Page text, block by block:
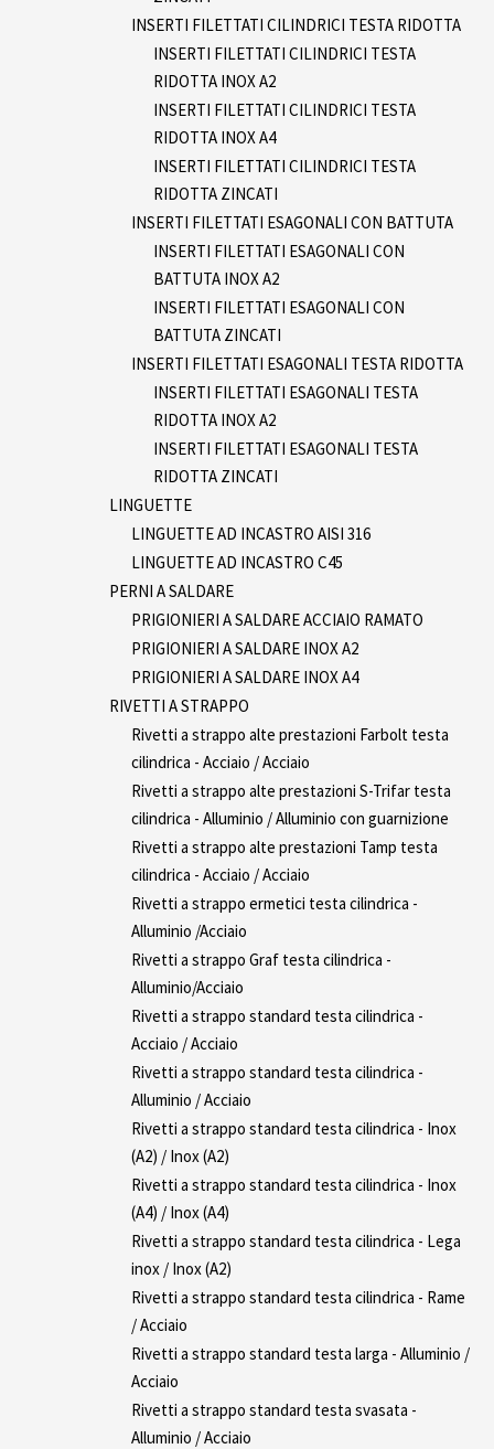
INSERTI FILETTATI CILINDRICI TESTA RIDOTTA
INSERTI FILETTATI CILINDRICI TESTA
RIDOTTA INOX A2
INSERTI FILETTATI CILINDRICI TESTA
RIDOTTA INOX A4
INSERTI FILETTATI CILINDRICI TESTA
RIDOTTA ZINCATI
INSERTI FILETTATI ESAGONALI CON BATTUTA
INSERTI FILETTATI ESAGONALI CON
BATTUTA INOX A2
INSERTI FILETTATI ESAGONALI CON
BATTUTA ZINCATI
INSERTI FILETTATI ESAGONALI TESTA RIDOTTA
INSERTI FILETTATI ESAGONALI TESTA
RIDOTTA INOX A2
INSERTI FILETTATI ESAGONALI TESTA
RIDOTTA ZINCATI
LINGUETTE
LINGUETTE AD INCASTRO AISI 316
LINGUETTE AD INCASTRO C45
PERNI A SALDARE
PRIGIONIERI A SALDARE ACCIAIO RAMATO
PRIGIONIERI A SALDARE INOX A2
PRIGIONIERI A SALDARE INOX A4
RIVETTI A STRAPPO
Rivetti a strappo alte prestazioni Farbolt testa
cilindrica - Acciaio / Acciaio
Rivetti a strappo alte prestazioni S-Trifar testa
cilindrica - Alluminio / Alluminio con guarnizione
Rivetti a strappo alte prestazioni Tamp testa
cilindrica - Acciaio / Acciaio
Rivetti a strappo ermetici testa cilindrica -
Alluminio /Acciaio
Rivetti a strappo Graf testa cilindrica -
Alluminio/Acciaio
Rivetti a strappo standard testa cilindrica -
Acciaio / Acciaio
Rivetti a strappo standard testa cilindrica -
Alluminio / Acciaio
Rivetti a strappo standard testa cilindrica - Inox
(A2) / Inox (A2)
Rivetti a strappo standard testa cilindrica - Inox
(A4) / Inox (A4)
Rivetti a strappo standard testa cilindrica - Lega
inox / Inox (A2)
Rivetti a strappo standard testa cilindrica - Rame
/ Acciaio
Rivetti a strappo standard testa larga - Alluminio /
Acciaio
Rivetti a strappo standard testa svasata -
Alluminio / Acciaio